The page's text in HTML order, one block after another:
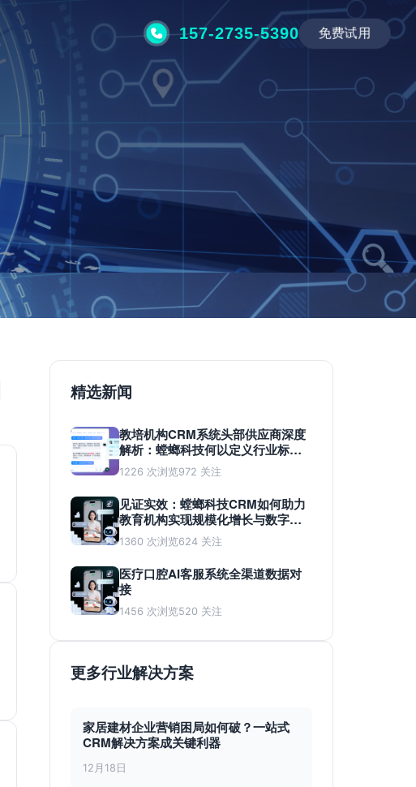
157-2735-5390 免费试用
精选新闻
教培机构CRM系统头部供应商深度
解析：螳螂科技何以定义行业标
准？
1226 次浏览972 关注
见证实效：螳螂科技CRM如何助力
教育机构实现规模化增长与数字化
蜕变
1360 次浏览624 关注
医疗口腔AI客服系统全渠道数据对
接
1456 次浏览520 关注
更多行业解决方案
家居建材企业营销困局如何破？一站式
CRM解决方案成关键利器
12月18日